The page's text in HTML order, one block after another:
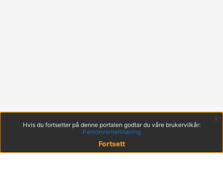
Hvis du fortsetter på denne portalen godtar du våre brukervilkår:
Personvernerklæring
Fortsett
x